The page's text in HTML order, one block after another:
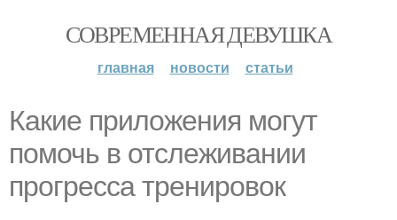
СОВРЕМЕННАЯ ДЕВУШКА
главная новости статьи
Какие приложения могут
помочь в отслеживании
прогресса тренировок